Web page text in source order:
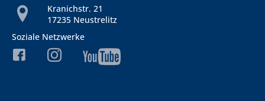
Kranichstr. 21
17235 Neustrelitz
Soziale Netzwerke